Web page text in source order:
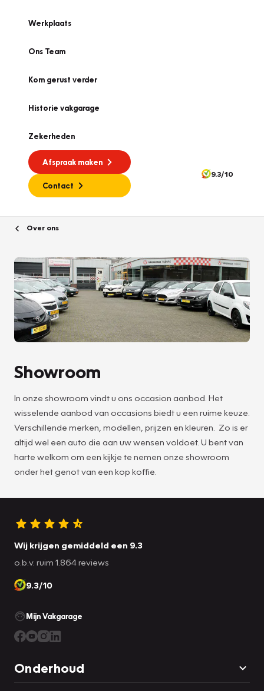
Werkplaats
Ons Team
Kom gerust verder
Historie vakgarage
Zekerheden
Afspraak maken
Contact
9.3/10
Over ons
Showroom
In onze showroom vindt u ons occasion aanbod. Het
wisselende aanbod van occasions biedt u een ruime keuze.
Verschillende merken, modellen, prijzen en kleuren. Zo is er
altijd wel een auto die aan uw wensen voldoet. U bent van
harte welkom om een kijkje te nemen onze showroom
onder het genot van een kop koffie.
Wij krijgen gemiddeld een 9.3
o.b.v. ruim 1.864 reviews
9.3/10
Mijn Vakgarage
Onderhoud